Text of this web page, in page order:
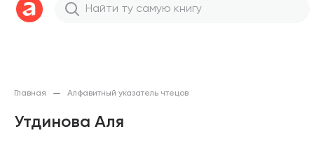
Главная Алфавитный указатель чтецов
Утдинова Аля